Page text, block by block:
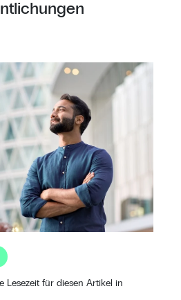
Lesezeit für diesen Artikel in